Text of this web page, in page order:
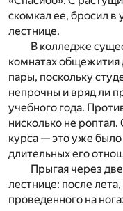
скомкал ее, бросил в
лестнице.
В колледже
комнатах общежития
пары, поскольку
непрочны и вряд ли
учебного года.
нисколько не
курса — это уже
длительных его
Прыгая через
лестнице: после
проведенного на